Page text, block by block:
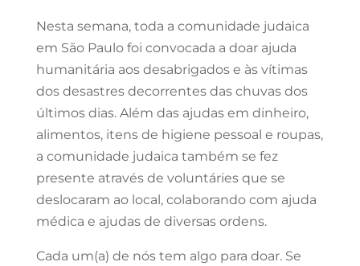
Nesta semana, toda a comunidade judaica
em São Paulo foi convocada a doar ajuda
humanitária aos desabrigados e às vítimas
dos desastres decorrentes das chuvas dos
últimos dias. Além das ajudas em dinheiro,
alimentos, itens de higiene pessoal e roupas,
a comunidade judaica também se fez
presente através de voluntáries que se
deslocaram ao local, colaborando com ajuda
médica e ajudas de diversas ordens.
Cada um(a) de nós tem algo para doar. Se